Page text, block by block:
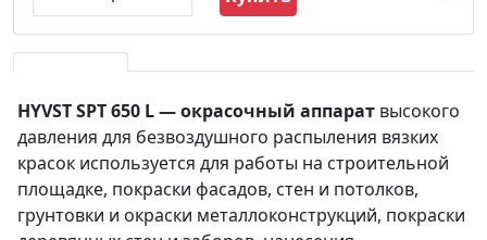
HYVST SPT 650 L — окрасочный аппарат высокого
давления для безвоздушного распыления вязких
красок используется для работы на строительной
площадке, покраски фасадов, стен и потолков,
грунтовки и окраски металлоконструкций, покраски